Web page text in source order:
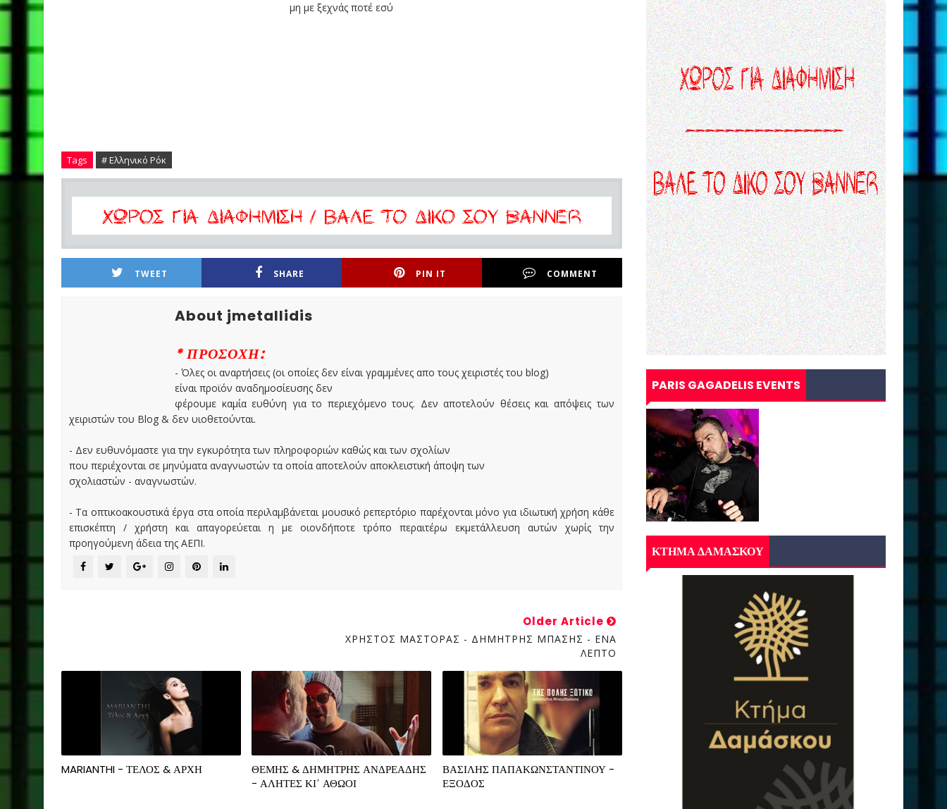
μη με ξεχνάς ποτέ εσύ
Tags # Ελληνικό Ρόκ
TWEET SHARE PIN IT COMMENT
About jmetallidis
* ΠΡΟΣΟΧΗ:
- Όλες οι αναρτήσεις (οι οποίες δεν είναι γραμμένες απο τους χειριστές του blog)
είναι προϊόν αναδημοσίευσης δεν
φέρουμε καμία ευθύνη για το περιεχόμενο τους. Δεν αποτελούν θέσεις και απόψεις των
χειριστών του Blog & δεν υιοθετούνται.
- Δεν ευθυνόμαστε για την εγκυρότητα των πληροφοριών καθώς και των σχολίων
που περιέχονται σε μηνύματα αναγνωστών τα οποία αποτελούν αποκλειστική άποψη των
σχολιαστών - αναγνωστών.
- Τα οπτικοακουστικά έργα στα οποία περιλαμβάνεται μουσικό ρεπερτόριο παρέχονται μόνο για ιδιωτική χρήση κάθε
επισκέπτη / χρήστη και απαγορεύεται η με οιονδήποτε τρόπο περαιτέρω εκμετάλλευση αυτών χωρίς την
προηγούμενη άδεια της ΑΕΠΙ.
Older Article
ΧΡΗΣΤΟΣ ΜΑΣΤΟΡΑΣ - ΔΗΜΗΤΡΗΣ ΜΠΑΣΗΣ - ΕΝΑ
ΛΕΠΤΟ
MARIANTHI - ΤΕΛΟΣ & ΑΡΧΗ
ΘΕΜΗΣ & ΔΗΜΗΤΡΗΣ ΑΝΔΡΕΑΔΗΣ
- ΑΛΗΤΕΣ ΚΙ΄ ΑΘΩΟΙ
ΒΑΣΙΛΗΣ ΠΑΠΑΚΩΝΣΤΑΝΤΙΝΟΥ -
ΕΞΟΔΟΣ
PARIS GAGADELIS EVENTS
ΚΤΗΜΑ ΔΑΜΑΣΚΟΥ